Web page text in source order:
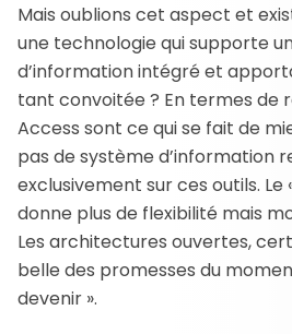
Mais oublions cet aspect et
une technologie qui supporte
d’information intégré et
tant convoitée ? En termes de
Access sont ce qui se fait de
pas de système d’information
exclusivement sur ces outils. Le
donne plus de flexibilité mais
Les architectures ouvertes,
belle des promesses du
devenir ».